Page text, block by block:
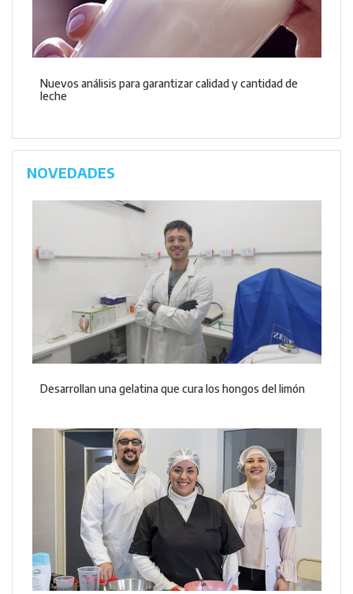
Nuevos análisis para garantizar calidad y cantidad de
leche
NOVEDADES
Desarrollan una gelatina que cura los hongos del limón